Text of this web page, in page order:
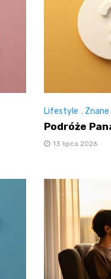
Lifestyle ,
Podróże
13 lipca 2026